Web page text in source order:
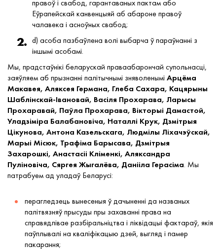
правоў і свабод, гарантаваных пактам або
Еўрапейскай канвенцыяй аб абароне правоў
чалавека і асноўных свабод;
d) асоба пазбаўлена волі выбарча ў параўнанні з
іншымі асобамі.
Мы, прадстаўнікі беларускай праваабарончай супольнасці,
заяўляем аб прызнанні палітычнымі зняволенымі Арцёма
Макавея, Аляксея Германа, Глеба Сахара, Кацярыны
Шаблінскай-Івановай, Васіля Прохарава, Ларысы
Прохаравай, Паўла Прохарава, Вікторыі Дамастой,
Уладзіміра Балабановіча, Наталлі Крук, Дзмітрыя
Цікунова, Антона Казельскага, Людмілы Ліхачэўскай,
Марыі Місюк, Трафіма Барысава, Дзмітрыя
Захарошкі, Анастасіі Кліменкі, Аляксандра
Пуліновіча, Сяргея Жыгалёва, Данііла Герасіма. Мы
патрабуем ад уладаў Беларусі:
перагледзець вынесеныя ў дачыненні да названых
палітвязняў прысуды пры захаванні права на
справядлівае разбіральніцтва і ліквідацыі фактараў, якія
паўплывалі на кваліфікацыю дзей, выгляд і памер
пакарання;